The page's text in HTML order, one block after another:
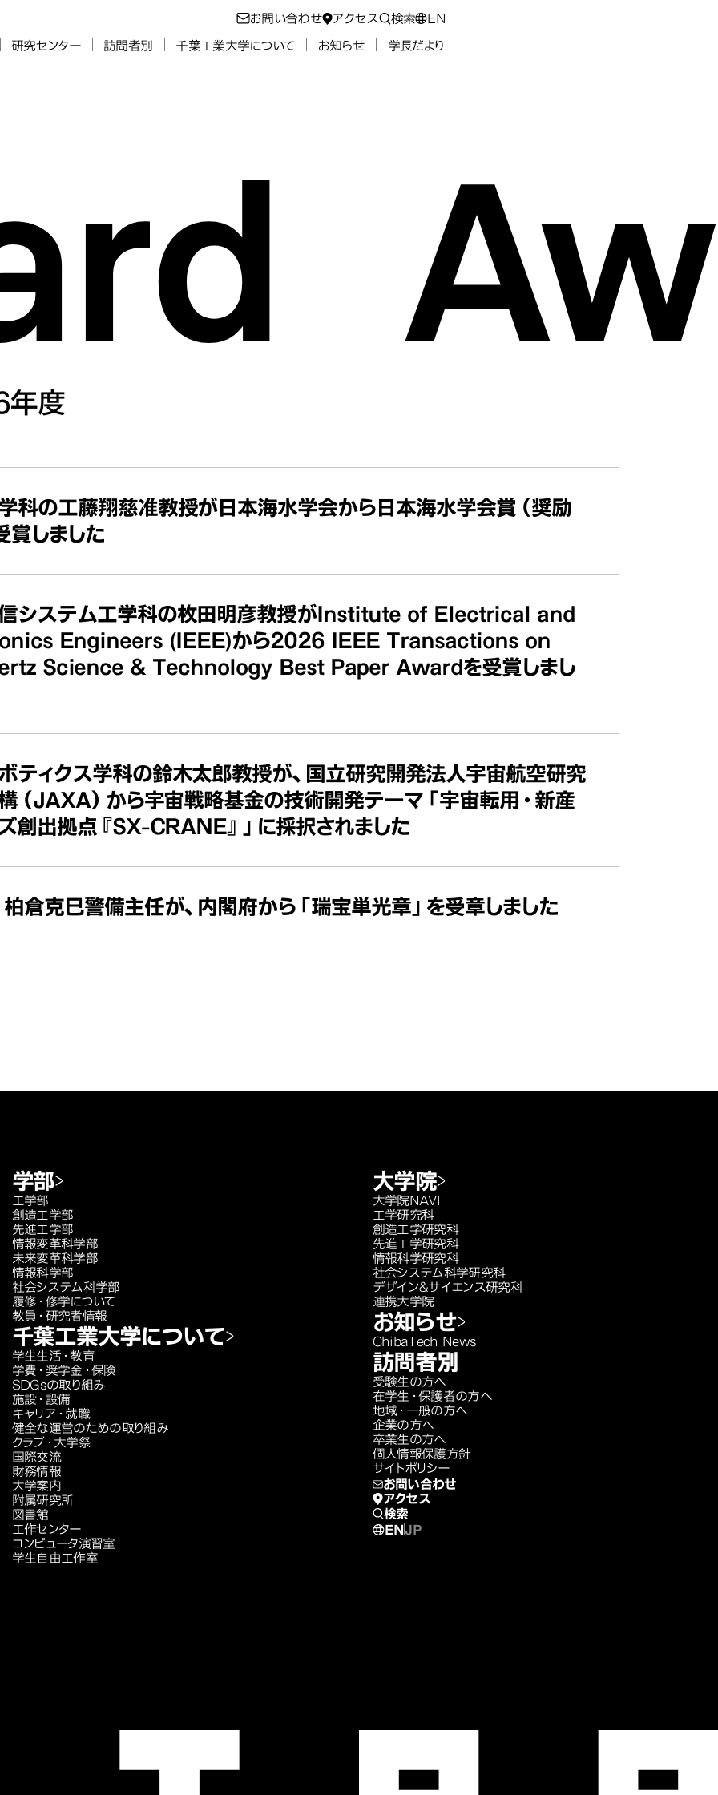
お問い合わせ アクセス 検索 EN
研究センター 訪問者別 千葉工業大学について お知らせ 学長だより
度
科の工藤翔慈准教授が日本海水学会から日本海水学会賞（奨励
賞しました
システム工学科の枚田明彦教授がInstitute of Electrical and
Engineers (IEEE)から2026 IEEE Transactions on
Science & Technology Best Paper Awardを受賞しまし
ティクス学科の鈴木太郎教授が、国立研究開発法人宇宙航空研究
（JAXA）から宇宙戦略基金の技術開発テーマ「宇宙転用・新産
創出拠点『SX-CRANE』」に採択されました
倉克巳警備主任が、内閣府から「瑞宝単光章」を受章しました
学部
工学部
創造工学部
先進工学部
情報変革科学部
未来変革科学部
情報科学部
社会システム科学部
履修・修学について
教員・研究者情報
千葉工業大学について
学生生活・教育
学費・奨学金・保険
SDGsの取り組み
施設・設備
キャリア・就職
健全な運営のための取り組み
クラブ・大学祭
国際交流
財務情報
大学案内
附属研究所
図書館
工作センター
コンピュータ演習室
学生自由工作室
大学院
大学院NAVI
工学研究科
創造工学研究科
先進工学研究科
情報科学研究科
社会システム科学研究科
デザイン＆サイエンス研究科
連携大学院
お知らせ
ChibaTech News
訪問者別
受験生の方へ
在学生・保護者の方へ
地域・一般の方へ
企業の方へ
卒業生の方へ
個人情報保護方針
サイトポリシー
お問い合わせ
アクセス
検索
EN JP